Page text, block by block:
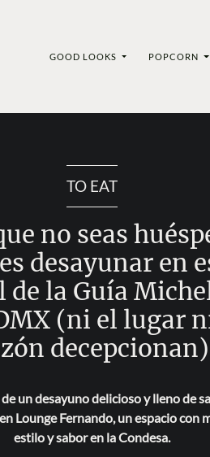
GOOD LOOKS POPCORN
TO EAT
no seas
desayunar en
de la Guía
(ni el lugar
decepcionan)
un desayuno delicioso y lleno de
Lounge Fernando, un espacio con
estilo y sabor en la Condesa.